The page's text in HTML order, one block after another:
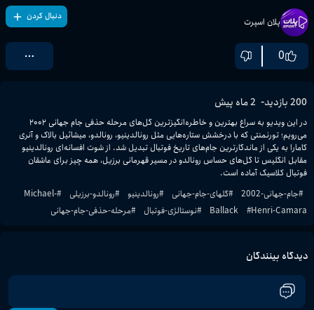
پلان اسپرت دنبال کردن
0
200بازدید- 2 ماه پیش
می‌رویم؛ تورنمنتی که با درخشش ستاره‌هایی مثل رونالدینیو، رونالدو، میشائیل بالاک و آنری
کامارا به یکی از ماندگارترین جام‌های تاریخ فوتبال تبدیل شد. از شوت افسانه‌ای رونالدینیو
مقابل انگلیس تا گل‌های حساس رونالدو در مسیر قهرمانی برزیل، همه چیز برای عاشقان
فوتبال کلاسیک آماده است.
#جام-جهانی-2002 #گلهای-جام-جهانی #رونالدینیو #رونالدو-برزیلی #
Michael-
Ballack
#Henri-Camara
#نوستالژی-فوتبال #مرحله-حذفی-جام-جهانی
دیدگاه بینندگان